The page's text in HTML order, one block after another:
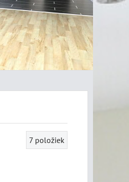
7 položiek